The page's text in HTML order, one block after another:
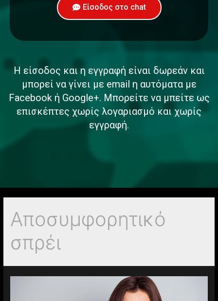
Είσοδος στο chat
Η είσοδος και η εγγραφή είναι δωρεάν και
μπορεί να γίνει με email η αυτόματα με
Facebook ή Google+. Μπορείτε να μπείτε ως
επισκέπτες χωρίς λογαριασμό και χωρίς
εγγραφή.
Αποσυμφορητικό
σπρέι